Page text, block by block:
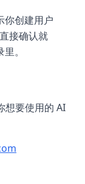
你创建用户
接确认就
。
想要使用的 AI